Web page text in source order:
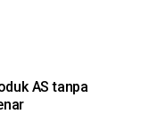
AS tanpa